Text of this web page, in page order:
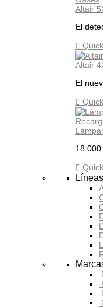
Altair
El

Altair
El

18.000

Líneas